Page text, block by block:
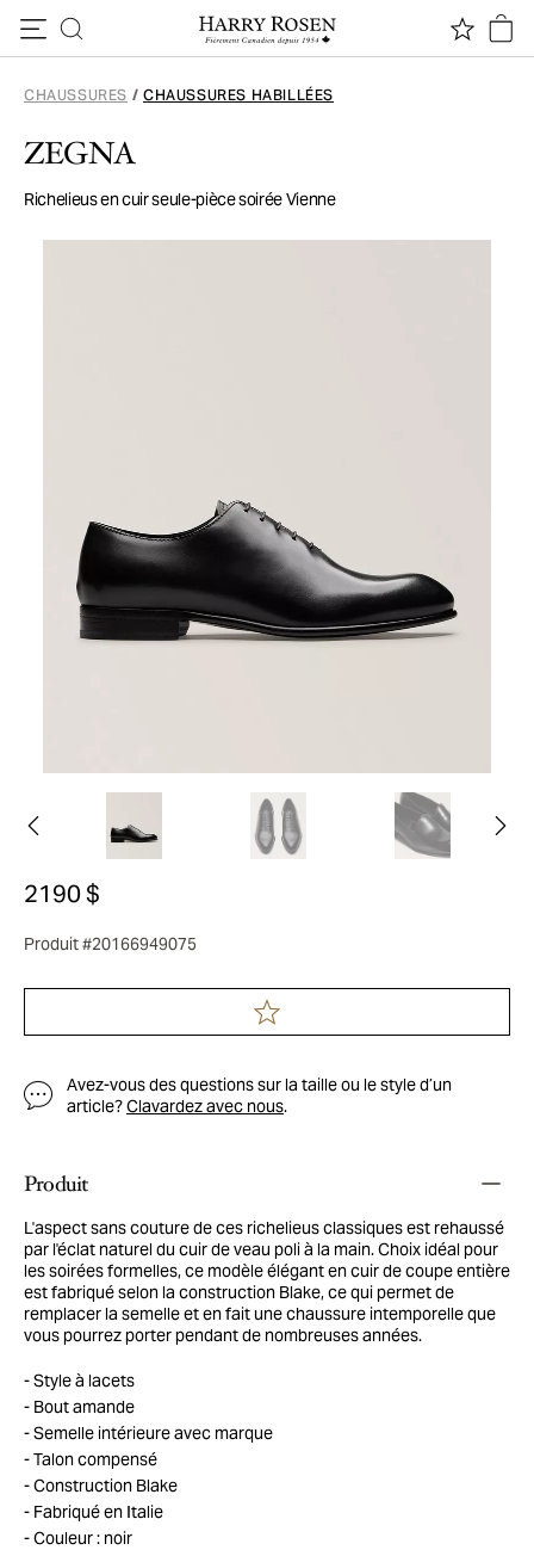
CHAUSSURES / CHAUSSURES HABILLÉES
ZEGNA
Richelieus en cuir seule-pièce soirée Vienne
2190 $
Produit #20166949075
Avez-vous des questions sur la taille ou le style d’un
article?Clavardez avec nous.
Produit
L'aspect sans couture de ces richelieus classiques est rehaussé
par l'éclat naturel du cuir de veau poli à la main. Choix idéal pour
les soirées formelles, ce modèle élégant en cuir de coupe entière
est fabriqué selon la construction Blake, ce qui permet de
remplacer la semelle et en fait une chaussure intemporelle que
vous pourrez porter pendant de nombreuses années.
Style à lacets
Bout amande
Semelle intérieure avec marque
Talon compensé
Construction Blake
Fabriqué en Italie
Couleur : noir